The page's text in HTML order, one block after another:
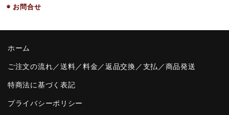
◉ お問合せ
ホーム
ご注文の流れ／送料／料金／返品交換／支払／商品発送
特商法に基づく表記
プライバシーポリシー